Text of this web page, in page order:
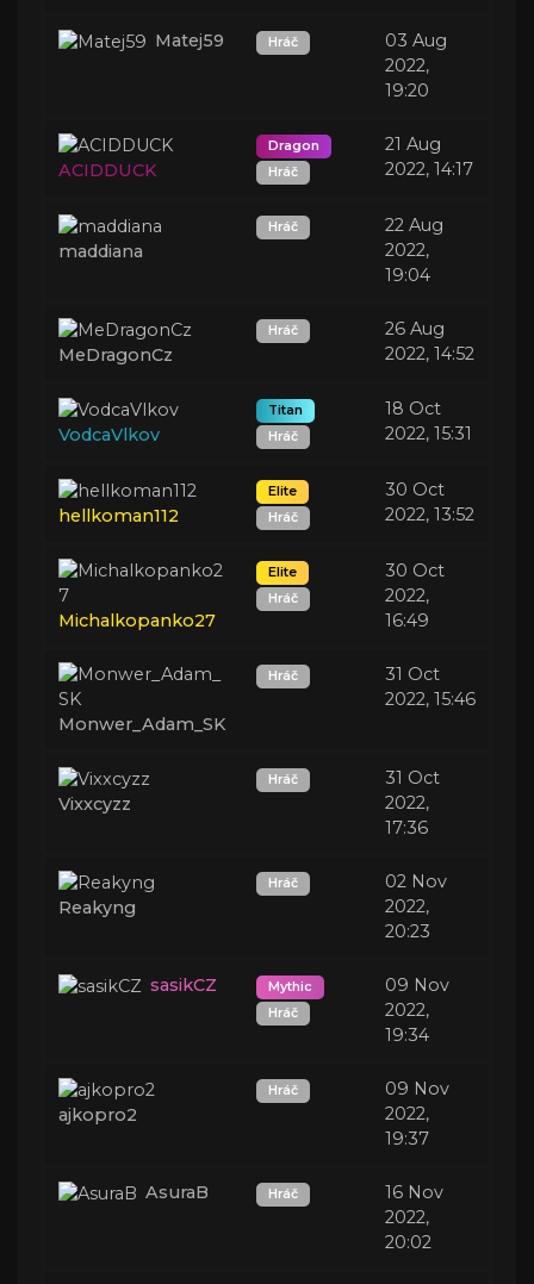
Matej59 Hráč
03 Aug
2022,
19:20
ACIDDUCK
Dragon
Hráč
21 Aug
2022, 14:17
maddiana
Hráč
22 Aug
2022,
19:04
MeDragonCz
Hráč
26 Aug
2022, 14:52
VodcaVlkov
Titan
Hráč
18 Oct
2022, 15:31
hellkoman112
Elite
Hráč
30 Oct
2022, 13:52
Michalkopanko27
Elite
Hráč
30 Oct
2022,
16:49
Monwer_Adam_SK
Hráč
31 Oct
2022, 15:46
Vixxcyzz
Hráč
31 Oct
2022,
17:36
Reakyng
Hráč
02 Nov
2022,
20:23
sasikCZ
Mythic
Hráč
09 Nov
2022,
19:34
ajkopro2
Hráč
09 Nov
2022,
19:37
AsuraB Hráč
16 Nov
2022,
20:02